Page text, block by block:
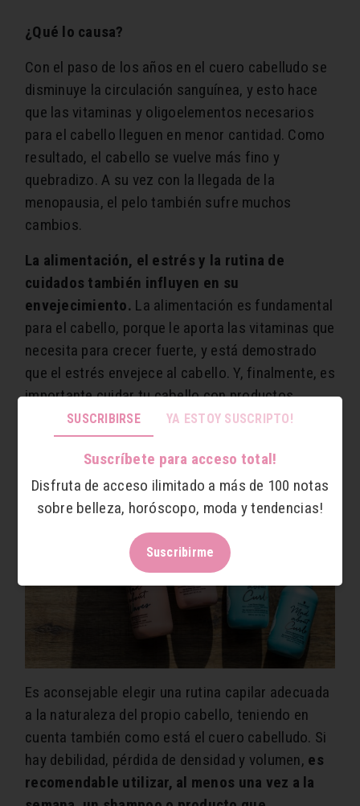
¿Qué lo causa?
Con el paso de los años en el cuero cabelludo se
disminuye la circulación sanguínea, y esto hace
que las vitaminas y oligoelementos necesarios
para el cabello lleguen en menor cantidad. Como
resultado, el cabello se vuelve más fino y
quebradizo. A su vez con la llegada de la
menopausia, el pelo también sufre muchos
cambios.
La alimentación, el estrés y la rutina de
cuidados también influyen en su
envejecimiento. La alimentación es fundamental
para el cabello, porque le aporta las vitaminas que
necesita para crecer fuerte, y está demostrado
que el estrés envejece al cabello. Y, finalmente, es
importante cuidar tu cabello con productos
adaptados a su propia naturaleza.
¿Cómo evitarlo?
Es aconsejable elegir una rutina capilar adecuada
a la naturaleza del propio cabello, teniendo en
cuenta también como está el cuero cabelludo. Si
hay debilidad, pérdida de densidad y volumen, es
recomendable utilizar, al menos una vez a la
SUSCRIBIRSE YA ESTOY SUSCRIPTO!
Suscríbete para acceso total!
Disfruta de acceso ilimitado a más de 100 notas
sobre belleza, horóscopo, moda y tendencias!
Suscribirme